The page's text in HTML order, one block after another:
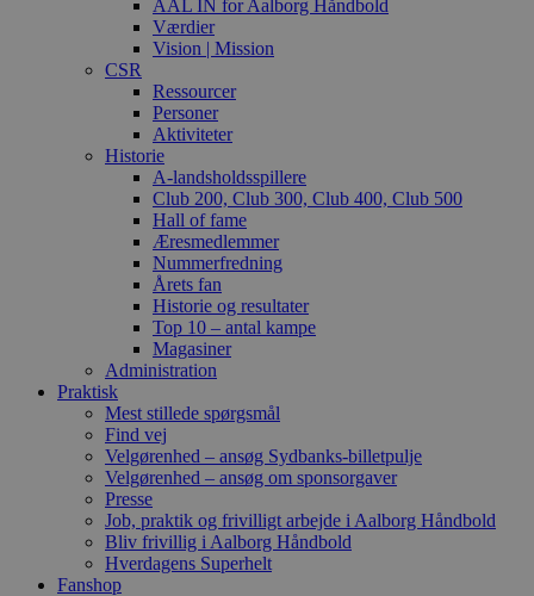
AAL IN for Aalborg Håndbold
Værdier
Vision | Mission
CSR
Ressourcer
Personer
Aktiviteter
Historie
A-landsholdsspillere
Club 200, Club 300, Club 400, Club 500
Hall of fame
Æresmedlemmer
Nummerfredning
Årets fan
Historie og resultater
Top 10 – antal kampe
Magasiner
Administration
Praktisk
Mest stillede spørgsmål
Find vej
Velgørenhed – ansøg Sydbanks-billetpulje
Velgørenhed – ansøg om sponsorgaver
Presse
Job, praktik og frivilligt arbejde i Aalborg Håndbold
Bliv frivillig i Aalborg Håndbold
Hverdagens Superhelt
Fanshop